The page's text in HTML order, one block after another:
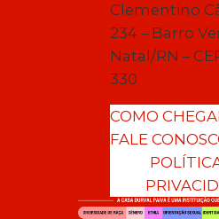
Clementino
234 – Barro
Natal/RN –
330
COMO
FALE